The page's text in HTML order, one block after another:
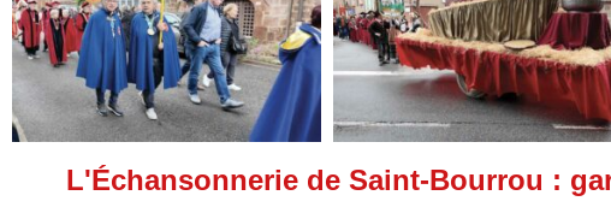
L'Échansonnerie de Saint-Bourrou :